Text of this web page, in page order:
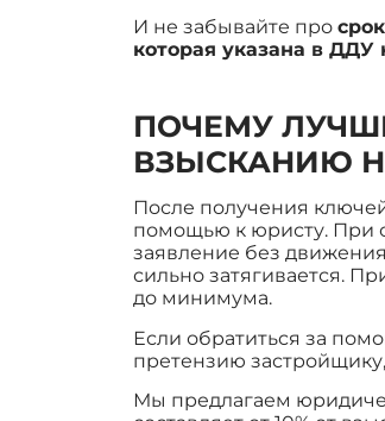
И не забывайте про
которая указана в ДДУ
ПОЧЕМУ
ВЗЫСКАНИЮ
После получения
помощью к юристу. При
заявление без
сильно затягивается.
до минимума.
Если обратиться за
претензию
Мы предлагаем